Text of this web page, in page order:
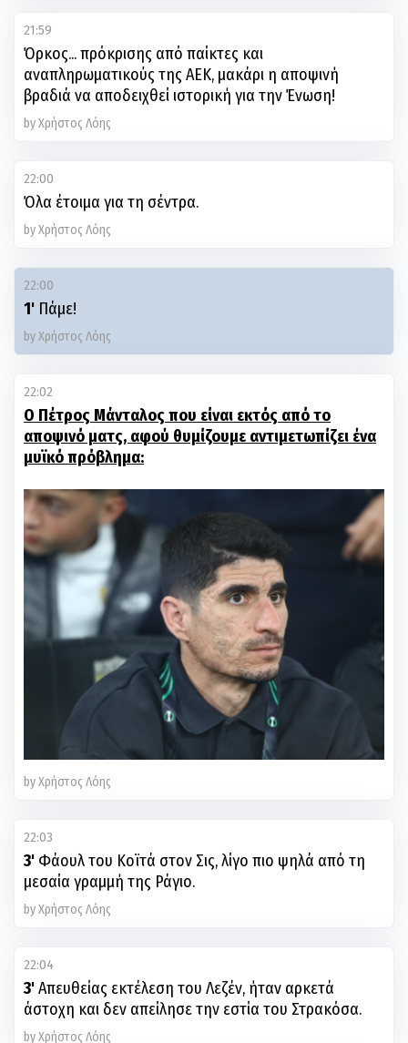
21:59
Όρκος... πρόκρισης από παίκτες και
αναπληρωματικούς της ΑΕΚ, μακάρι η αποψινή
βραδιά να αποδειχθεί ιστορική για την Ένωση!
by Χρήστος Λόης
22:00
Όλα έτοιμα για τη σέντρα.
by Χρήστος Λόης
22:00
1' Πάμε!
by Χρήστος Λόης
22:02
Ο Πέτρος Μάνταλος που είναι εκτός από το
αποψινό ματς, αφού θυμίζουμε αντιμετωπίζει ένα
μυϊκό πρόβλημα:
by Χρήστος Λόης
22:03
3' Φάουλ του Κοϊτά στον Σις, λίγο πιο ψηλά από τη
μεσαία γραμμή της Ράγιο.
by Χρήστος Λόης
22:04
3'Απευθείας εκτέλεση του Λεζέν, ήταν αρκετά
άστοχη και δεν απείλησε την εστία του Στρακόσα.
by Χρήστος Λόης